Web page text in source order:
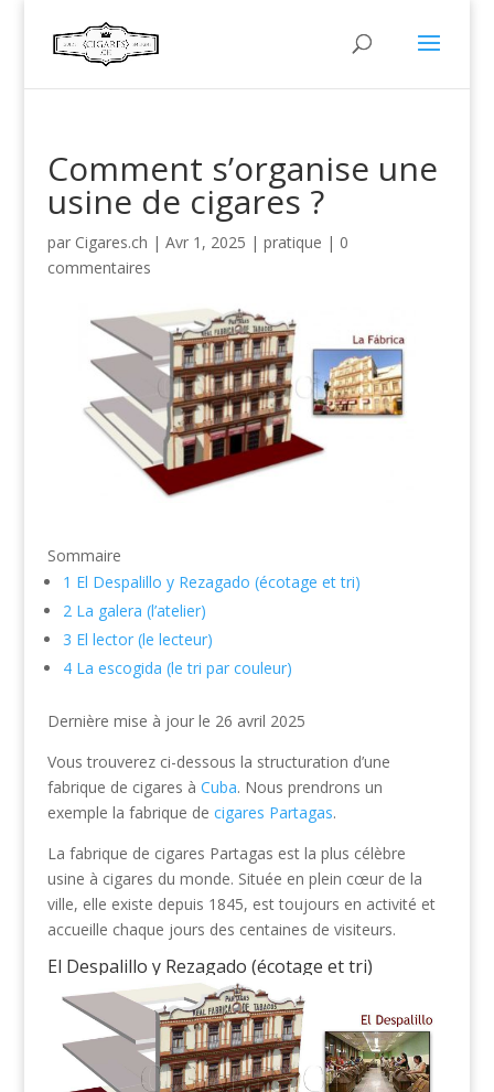
Comment s’organise une
usine de cigares ?
par Cigares.ch | Avr 1, 2025 | pratique | 0
commentaires
Sommaire
1 El Despalillo y Rezagado (écotage et tri)
2La galera (l’atelier)
3 El lector (le lecteur)
4La escogida (le tri par couleur)
Dernière mise à jour le 26 avril 2025
Vous trouverez ci-dessous la structuration d’une
fabrique de cigares à Cuba. Nous prendrons un
exemple la fabrique de cigares Partagas.
La fabrique de cigares Partagas est la plus célèbre
usine à cigares du monde. Située en plein cœur de la
ville, elle existe depuis 1845, est toujours en activité et
accueille chaque jours des centaines de visiteurs.
El Despalillo y Rezagado (écotage et tri)